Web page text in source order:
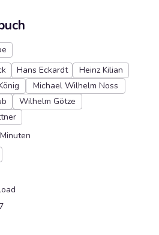
Hans Eckardt
Heinz Kilian
Michael Wilhelm Noss
Wilhelm Götze